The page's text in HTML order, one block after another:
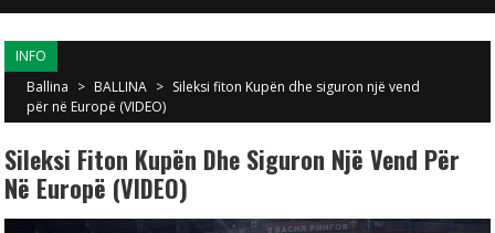
INFO
Ballina > BALLINA > Sileksi fiton Kupën dhe siguron një vend
për në Europë (VIDEO)
Sileksi Fiton Kupën Dhe Siguron Një Vend Për
Në Europë (VIDEO)